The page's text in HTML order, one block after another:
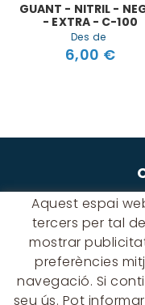
GUANT - NITRIL -
- EXTRA - C-100
Des de
6,00 €
Albert
08940
Aquest espai
tercers per tal
mostrar
preferències
navegació. Si
seu ús. Pot